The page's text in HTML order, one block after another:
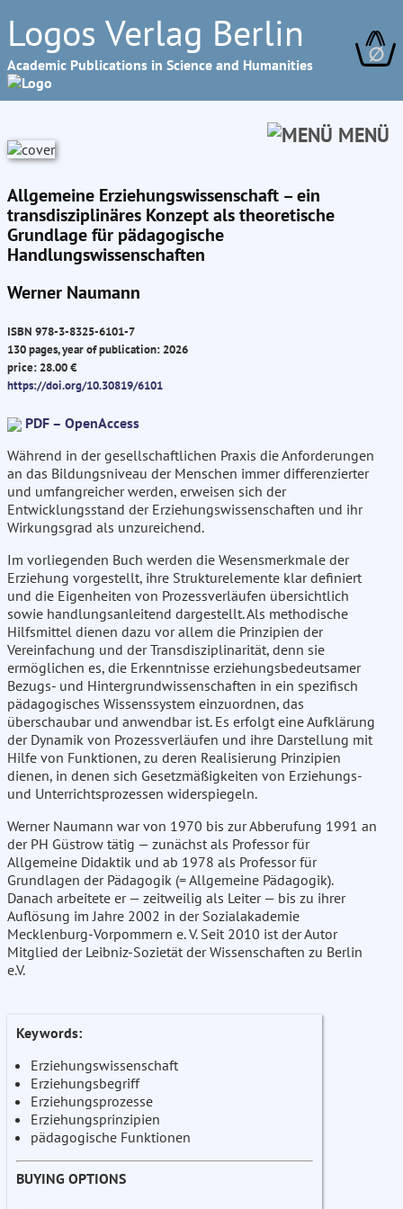
Logos Verlag Berlin
Academic Publications in Science and Humanities ∅
MENÜ
Allgemeine Erziehungswissenschaft – ein
transdisziplinäres Konzept als theoretische
Grundlage für pädagogische
Handlungswissenschaften
Werner Naumann
ISBN 978-3-8325-6101-7
130 pages, year of publication: 2026
price: 28.00 €
https://doi.org/10.30819/6101
PDF – OpenAccess
Während in der gesellschaftlichen Praxis die Anforderungen
an das Bildungsniveau der Menschen immer differenzierter
und umfangreicher werden, erweisen sich der
Entwicklungsstand der Erziehungswissenschaften und ihr
Wirkungsgrad als unzureichend.
Im vorliegenden Buch werden die Wesensmerkmale der
Erziehung vorgestellt, ihre Strukturelemente klar definiert
und die Eigenheiten von Prozessverläufen übersichtlich
sowie handlungsanleitend dargestellt. Als methodische
Hilfsmittel dienen dazu vor allem die Prinzipien der
Vereinfachung und der Transdisziplinarität, denn sie
ermöglichen es, die Erkenntnisse erziehungsbedeutsamer
Bezugs- und Hintergrundwissenschaften in ein spezifisch
pädagogisches Wissenssystem einzuordnen, das
überschaubar und anwendbar ist. Es erfolgt eine Aufklärung
der Dynamik von Prozessverläufen und ihre Darstellung mit
Hilfe von Funktionen, zu deren Realisierung Prinzipien
dienen, in denen sich Gesetzmäßigkeiten von Erziehungs-
und Unterrichtsprozessen widerspiegeln.
Werner Naumann war von 1970 bis zur Abberufung 1991 an
der PH Güstrow tätig — zunächst als Professor für
Allgemeine Didaktik und ab 1978 als Professor für
Grundlagen der Pädagogik (= Allgemeine Pädagogik).
Danach arbeitete er — zeitweilig als Leiter — bis zu ihrer
Auflösung im Jahre 2002 in der Sozialakademie
Mecklenburg-Vorpommern e. V. Seit 2010 ist der Autor
Mitglied der Leibniz-Sozietät der Wissenschaften zu Berlin
e.V.
Keywords:
Erziehungswissenschaft
Erziehungsbegriff
Erziehungsprozesse
Erziehungsprinzipien
pädagogische Funktionen
BUYING OPTIONS